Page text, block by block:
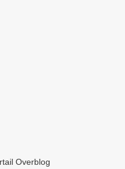
Overblog